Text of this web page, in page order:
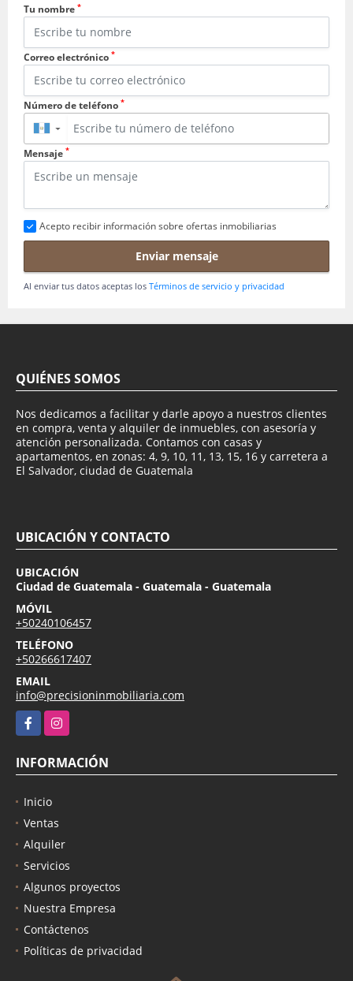
Tu nombre *
Correo electrónico *
Número de teléfono *
▼
Mensaje *
Acepto recibir información sobre ofertas inmobiliarias
Enviar mensaje
Al enviar tus datos aceptas los Términos de servicio y privacidad
QUIÉNES SOMOS
Nos dedicamos a facilitar y darle apoyo a nuestros clientes
en compra, venta y alquiler de inmuebles, con asesoría y
atención personalizada. Contamos con casas y
apartamentos, en zonas: 4, 9, 10, 11, 13, 15, 16 y carretera a
El Salvador, ciudad de Guatemala
UBICACIÓN Y CONTACTO
UBICACIÓN
Ciudad de Guatemala - Guatemala - Guatemala
MÓVIL
+50240106457
TELÉFONO
+50266617407
EMAIL
info@precisioninmobiliaria.com
FacebookInstagram
INFORMACIÓN
Inicio
Ventas
Alquiler
Servicios
Algunos proyectos
Nuestra Empresa
Contáctenos
Políticas de privacidad